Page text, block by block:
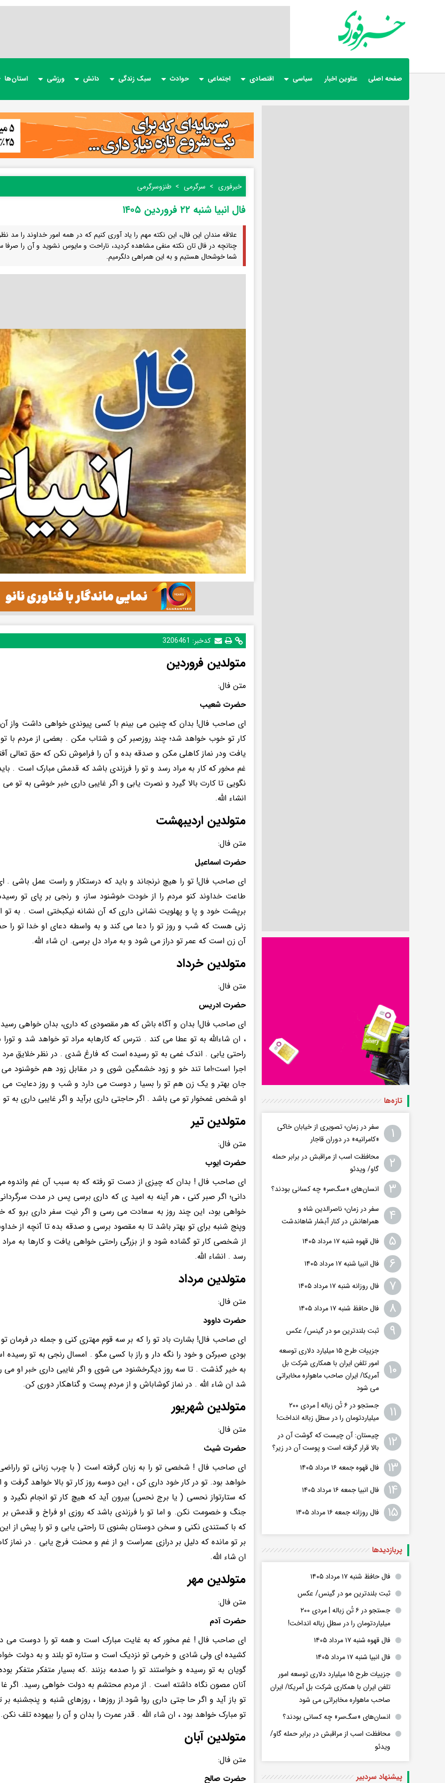
صفحه اصلی عناوین اخبار سیاسی اقتصادی اجتماعی حوادث سبک زندگی دانش ورزشی استان‌ها
خبرفوری سرگرمی طنز‌و‌سرگرمی
فال انبیا شنبه ۲۲ فروردین ۱۴۰۵
علاقه مندان این فال، این نکته مهم را یاد آوری کنیم که در همه امور خداوند را مد
چنانچه در فال تان نکته منفی مشاهده کردید، ناراحت و مایوس نشوید و آن را صرفا
شما خوشحال هستیم و به این همراهی دلگرمیم.
کدخبر: 3206461
متولدین فروردین
متن فال:
حضرت شعیب
ای صاحب فال! بدان که چنین می بینم با کسی پیوندی خواهی داشت واز
کار تو خوب خواهد شد؛ چند روزصبر کن و شتاب مکن . بعضی از مردم با تو
یافت ودر نماز کاهلی مکن و صدقه بده و آن را فراموش نکن که حق تعالی
غم مخور که کار به مراد رسد و تو را فرزندی باشد که قدمش مبارک است .
نگویی تا کارت بالا گیرد و نصرت یابی و اگر غایبی داری خبر خوشی به تو
انشاء الله.
متولدین اردیبهشت
متن فال:
حضرت اسماعیل
ای صاحب فال! تو را هیچ نرنجاند و باید که درستکار و راست عمل باشی .
طاعت خداوند کنو مردم را از خودت خوشنود ساز، و رنجی بر پای تو
برپشت خود و پا و پهلویت نشانی داری که آن نشانه نیکبختی است . به تو
زنی هست که شب و روز تو را دعا می کند و به واسطه دعای او خدا تو را
آن زن است که عمر تو دراز می شود و به مراد دل برسی. ان شاء الله.
متولدین خرداد
متن فال:
حضرت ادریس
ای صاحب فال! بدان و آگاه باش که هر مقصودی که داری، بدان خواهی
، ان شاءالله به تو عطا می کند . نترس که کارهابه مراد تو خواهد شد و
راحتی یابی . اندک غمی به تو رسیده است که فارغ شدی . در نظر خلایق
اجرا است؛اما تند خو و زود خشمگین شوی و در مقابل زود هم خوشنود
جان بهتر و یک زن هم تو را بسیا ر دوست می دارد و شب و روز دعایت می
او شخص غمخوار تو می باشد . اگر حاجتی داری برآید و اگر غایبی داری به تو
متولدین تیر
متن فال:
حضرت ایوب
ای صاحب فال ! بدان که چیزی از دست تو رفته که به سبب آن غم واندوه
دانی؛ اگر صبر کنی ، هر آینه به امید ی که داری برسی پس در مدت
خواهی بود، این چند روز به سعادت می رسی و اگر نیت سفر داری برو که
وپنج شنبه برای تو بهتر باشد تا به مقصود برسی و صدقه بده تا آنچه از
از شخصی کار تو گشاده شود و از بزرگی راحتی خواهی یافت و کارها به
رسد . انشاء الله.
متولدین مرداد
متن فال:
حضرت داوود
ای صاحب فال! بشارت باد تو را که بر سه قوم مهتری کنی و جمله در فرمان تو
بودی صبرکن و خود را نگه دار و راز با کسی مگو . امسال رنجی به تو
به خیر گذشت . تا سه روز دیگرخشنود می شوی و اگر غایبی داری خبر او می
شد ان شاء الله . در نماز کوشاباش و از مردم پست و گناهکار دوری کن.
متولدین شهریور
متن فال:
حضرت شیث
ای صاحب فال ! شخصی تو را به زبان گرفته است ( با چرب زبانی تو
خواهد بود. تو در کار خود داری کن ، این دوسه روز کار تو بالا خواهد گرفت
که ستارتواز نحسی ( یا برج نحس) بیرون آید که هیچ کار تو انجام نگیرد
جنگ و خصومت نکن. و اما تو را فرزندی باشد که روزی او فراخ و قدمش بر
که با کستندی نکنی و سخن دوستان بشنوی تا راحتی یابی و تو را پیش از
بر تو مانده که دلیل بر درازی عمراست و از غم و محنت فرج یابی . در نماز
ان شاء الله.
متولدین مهر
متن فال:
حضرت آدم
ای صاحب فال ! غم مخور که به غایت مبارک است و همه تو را دوست می
کشیده ای ولی شادی و خرمی تو نزدیک است و ستاره تو بلند و به دولت
گویان به تو رسیده و خواستند تو را صدمه بزنند .که بسیار متفکر متفکر
آنان مصون نگاه داشته است . از مردم محتشم به دولت خواهی رسید. اگر
تو باز آید و اگر حا جتی داری روا شود.از روزها ، روزهای شنبه و پنجشنبه
تو مبارک خواهد بود ، ان شاء الله . قدر عمرت را بدان و آن را بیهوده تلف نکن.
متولدین آبان
متن فال:
حضرت صالح
تازه‌ها
۱
سفر در زمان؛ تصویری از خیابان خاکی
«کامرانیه» در دوران قاجار
۲
محافظت اسب از مراقبش در برابر حمله
گاو/ ویدئو
۳ انسان‌های «سگ‌سر» چه کسانی بودند؟
۴
سفر در زمان؛ ناصرالدین شاه و
همراهانش در کنار آبشار شاهاندشت
۵ فال قهوه شنبه ۱۷ مرداد ۱۴۰۵
۶ فال انبیا شنبه ۱۷ مرداد ۱۴۰۵
۷ فال روزانه شنبه ۱۷ مرداد ۱۴۰۵
۸ فال حافظ شنبه ۱۷ مرداد ۱۴۰۵
۹ ثبت بلندترین مو در گینس/ عکس
۱۰
جزییات طرح ۱۵ میلیارد دلاری توسعه
امور تلفن ایران با همکاری شرکت بل
آمریکا/ ایران صاحب ماهواره مخابراتی
می شود
۱۱
جستجو در ۶ تُن زباله | مردی ۲۰۰
میلیاردتومان را در سطل زباله انداخت!
۱۲
چیستان: آن چیست که گوشت آن در
بالا قرار گرفته است و پوست آن در زیر؟
۱۳ فال قهوه جمعه ۱۶ مرداد ۱۴۰۵
۱۴ فال انبیا جمعه ۱۶ مرداد ۱۴۰۵
۱۵ فال روزانه جمعه ۱۶ مرداد ۱۴۰۵
پربازدید‌ها
فال حافظ شنبه ۱۷ مرداد ۱۴۰۵
ثبت بلندترین مو در گینس/ عکس
جستجو در ۶ تُن زباله | مردی ۲۰۰
میلیاردتومان را در سطل زباله انداخت!
فال قهوه شنبه ۱۷ مرداد ۱۴۰۵
فال انبیا شنبه ۱۷ مرداد ۱۴۰۵
جزییات طرح ۱۵ میلیارد دلاری توسعه امور
تلفن ایران با همکاری شرکت بل آمریکا/ ایران
صاحب ماهواره مخابراتی می شود
انسان‌های «سگ‌سر» چه کسانی بودند؟
محافظت اسب از مراقبش در برابر حمله گاو/
ویدئو
پیشنهاد سردبیر